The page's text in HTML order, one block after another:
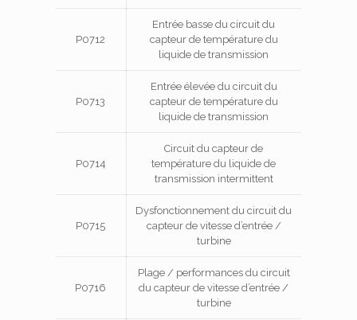
P0712
Entrée basse du circuit du
capteur de température du
liquide de transmission
P0713
Entrée élevée du circuit du
capteur de température du
liquide de transmission
P0714
Circuit du capteur de
température du liquide de
transmission intermittent
P0715
Dysfonctionnement du circuit du
capteur de vitesse d’entrée /
turbine
P0716
Plage / performances du circuit
du capteur de vitesse d’entrée /
turbine